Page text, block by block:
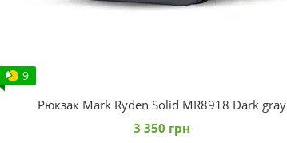
9
Рюкзак Mark Ryden Solid MR8918 Dark gray
3 350 грн